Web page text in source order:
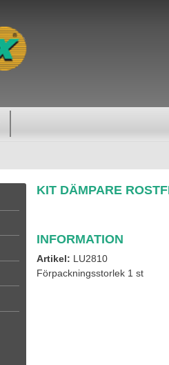
KIT DÄMPARE
INFORMATION
Artikel: LU2810
Förpackningsstorlek 1 st